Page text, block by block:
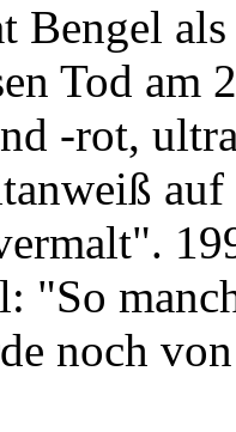
Bengel
Tod am
-rot,
"So
noch